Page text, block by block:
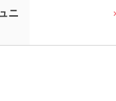
ニ